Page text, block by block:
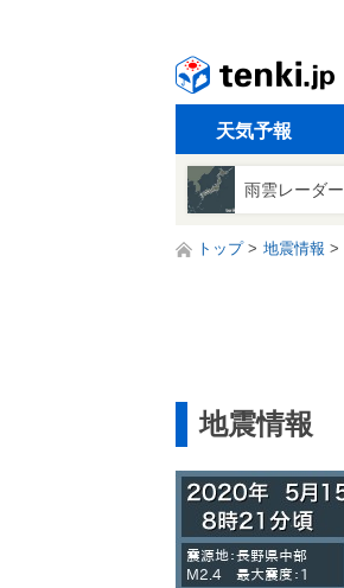
天気予報
雨雲レーダー
トップ 地震情報
地震情報